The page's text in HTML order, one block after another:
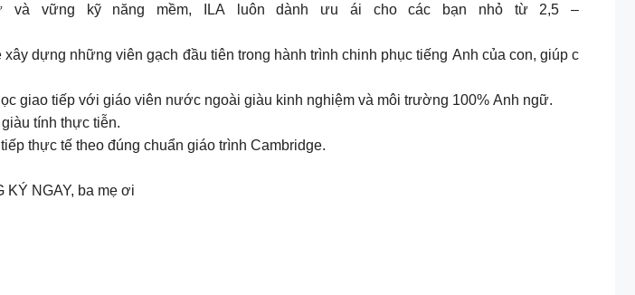
vững kỹ năng mềm, ILA luôn dành ưu ái cho các bạn nhỏ từ 2,5 –
dựng những viên gạch đầu tiên trong hành trình chinh phục tiếng Anh của con, giúp c
giao tiếp với giáo viên nước ngoài giàu kinh nghiệm và môi trường 100% Anh ngữ.
tính thực tiễn.
thực tế theo đúng chuẩn giáo trình Cambridge.
NGAY, ba mẹ ơi